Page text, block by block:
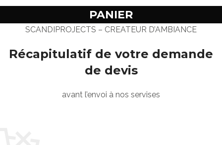
PANIER
SCANDIPROJECTS – CREATEUR D’AMBIANCE
Récapitulatif de votre demande
de devis
avant l’envoi à nos servises